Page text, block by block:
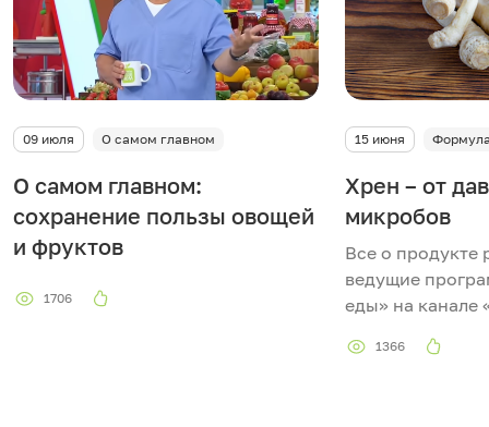
09 июля О самом главном
О самом главном:
сохранение пользы овощей
и фруктов
1706
15 июня
Хрен – от
микробов
Все о продукте
ведущие
еды» на канале
1366